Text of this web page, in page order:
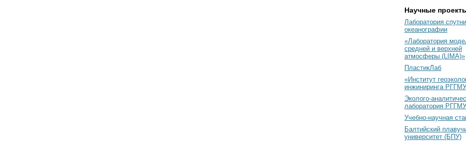
Научные
Лаборатория
океанографии
«Лаборатория
средней и верхней
атмосферы (LIMA)»
ПластикЛаб
«Институт
инжиниринга
Эколого-
лаборатория РГГМУ
Учебно-научная
Балтийский
университет (БПУ)